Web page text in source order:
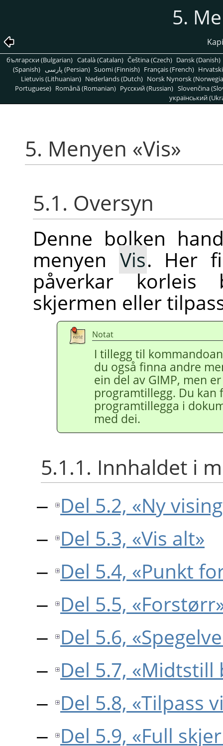
5.
български (Bulgarian) Català (Catalan) Čeština (Czech) Dansk (Danish)
(Spanish)
پارسی (Persian) Suomi (Finnish) Français (French)
Lietuvis (Lithuanian) Nederlands (Dutch) Norsk Nynorsk
Portuguese) Română (Romanian) Pусский (Russian) Slovenčina
український
5. Menyen «Vis»
5.1. Oversyn
Denne bolken
menyen Vis. Her
påverkar
skjermen eller
Notat
I tillegg til
du også finna andre
ein del av GIMP, men
programtillegg. Du
programtillegga i
med dei.
5.1.1. Innhaldet i
Del 5.2, «Ny
Del 5.3, «Vis alt»
Del 5.4, «Punkt
Del 5.5,
Del 5.6,
Del 5.7,
Del 5.8, «Tilpass
Del 5.9, «Full